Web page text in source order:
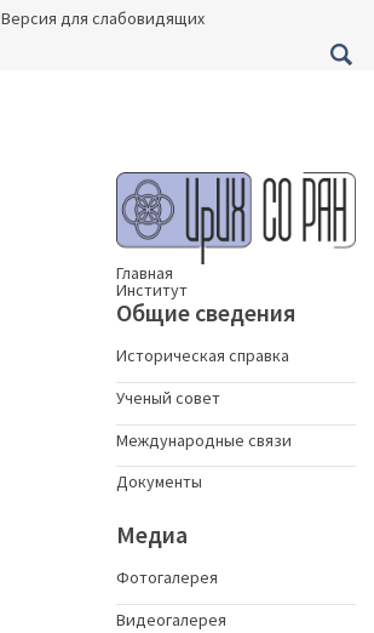
Версия для слабовидящих
Главная
Институт
Общие сведения
Историческая справка
Ученый совет
Международные связи
Документы
Медиа
Фотогалерея
Видеогалерея